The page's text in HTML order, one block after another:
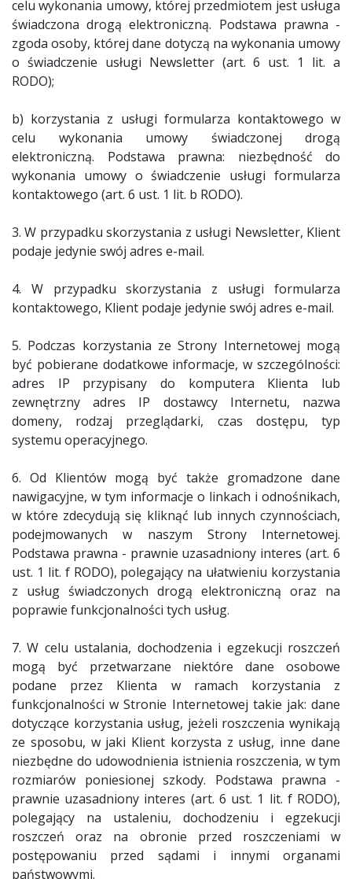
celu wykonania umowy, której przedmiotem jest usługa
świadczona drogą elektroniczną. Podstawa prawna -
zgoda osoby, której dane dotyczą na wykonania umowy
o świadczenie usługi Newsletter (art. 6 ust. 1 lit. a
RODO);
b) korzystania z usługi formularza kontaktowego w
celu wykonania umowy świadczonej drogą
elektroniczną. Podstawa prawna: niezbędność do
wykonania umowy o świadczenie usługi formularza
kontaktowego (art. 6 ust. 1 lit. b RODO).
3. W przypadku skorzystania z usługi Newsletter, Klient
podaje jedynie swój adres e-mail.
4. W przypadku skorzystania z usługi formularza
kontaktowego, Klient podaje jedynie swój adres e-mail.
5. Podczas korzystania ze Strony Internetowej mogą
być pobierane dodatkowe informacje, w szczególności:
adres IP przypisany do komputera Klienta lub
zewnętrzny adres IP dostawcy Internetu, nazwa
domeny, rodzaj przeglądarki, czas dostępu, typ
systemu operacyjnego.
6. Od Klientów mogą być także gromadzone dane
nawigacyjne, w tym informacje o linkach i odnośnikach,
w które zdecydują się kliknąć lub innych czynnościach,
podejmowanych w naszym Strony Internetowej.
Podstawa prawna - prawnie uzasadniony interes (art. 6
ust. 1 lit. f RODO), polegający na ułatwieniu korzystania
z usług świadczonych drogą elektroniczną oraz na
poprawie funkcjonalności tych usług.
7. W celu ustalania, dochodzenia i egzekucji roszczeń
mogą być przetwarzane niektóre dane osobowe
podane przez Klienta w ramach korzystania z
funkcjonalności w Stronie Internetowej takie jak: dane
dotyczące korzystania usług, jeżeli roszczenia wynikają
ze sposobu, w jaki Klient korzysta z usług, inne dane
niezbędne do udowodnienia istnienia roszczenia, w tym
rozmiarów poniesionej szkody. Podstawa prawna -
prawnie uzasadniony interes (art. 6 ust. 1 lit. f RODO),
polegający na ustaleniu, dochodzeniu i egzekucji
roszczeń oraz na obronie przed roszczeniami w
postępowaniu przed sądami i innymi organami
państwowymi.